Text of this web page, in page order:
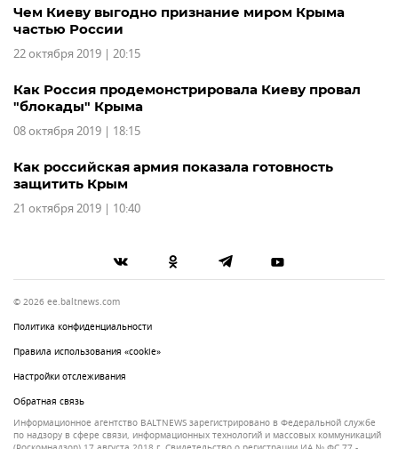
Чем Киеву выгодно признание миром Крыма
частью России
22 октября 2019 | 20:15
Как Россия продемонстрировала Киеву провал
"блокады" Крыма
08 октября 2019 | 18:15
Как российская армия показала готовность
защитить Крым
21 октября 2019 | 10:40
© 2026 ee.baltnews.com
Политика конфиденциальности
Правила использования «cookie»
Настройки отслеживания
Обратная связь
Информационное агентство BALTNEWS зарегистрировано в Федеральной службе
по надзору в сфере связи, информационных технологий и массовых коммуникаций